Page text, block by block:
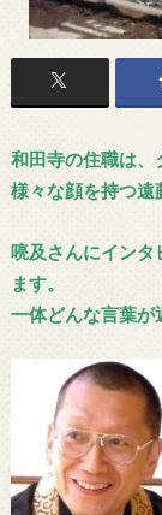
和田寺の住職は、
様々な顔を持つ遠
喨及さんにインタ
ます。
一体どんな言葉が